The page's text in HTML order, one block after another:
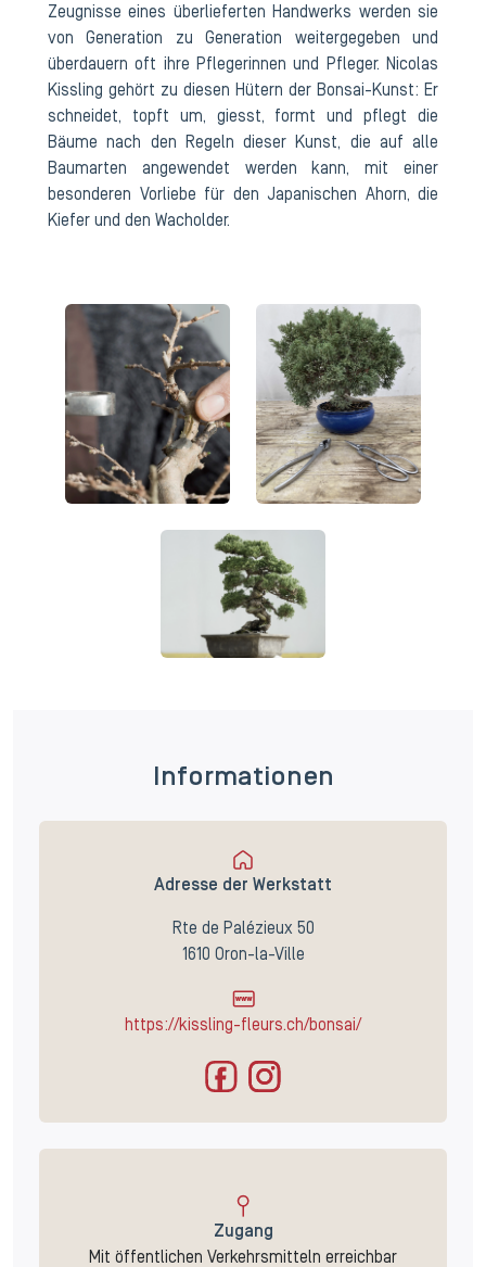
Zeugnisse eines überlieferten Handwerks werden sie
von Generation zu Generation weitergegeben und
überdauern oft ihre Pflegerinnen und Pfleger. Nicolas
Kissling gehört zu diesen Hütern der Bonsai-Kunst: Er
schneidet, topft um, giesst, formt und pflegt die
Bäume nach den Regeln dieser Kunst, die auf alle
Baumarten angewendet werden kann, mit einer
besonderen Vorliebe für den Japanischen Ahorn, die
Kiefer und den Wacholder.
Informationen
Adresse der Werkstatt
Rte de Palézieux 50
1610 Oron-la-Ville
https://kissling-fleurs.ch/bonsai/
Zugang
Mit öffentlichen Verkehrsmitteln erreichbar